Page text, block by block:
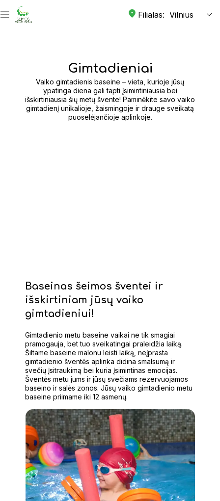
Filialas:
Gimtadieniai
Vaiko gimtadienis baseine – vieta, kurioje jūsų
ypatinga diena gali tapti įsimintiniausia bei
išskirtiniausia šių metų švente! Paminėkite savo vaiko
gimtadienį unikalioje, žaismingoje ir drauge sveikatą
puoselėjančioje aplinkoje.
Baseinas šeimos šventei ir
išskirtiniam jūsų vaiko
gimtadieniui!
Gimtadienio metu baseine vaikai ne tik smagiai
pramogauja, bet tuo sveikatingai praleidžia laiką.
Šiltame baseine malonu leisti laiką, neįprasta
gimtadienio šventės aplinka didina smalsumą ir
svečių įsitraukimą bei kuria įsimintinas emocijas.
Šventės metu jums ir jūsų svečiams rezervuojamos
baseino ir salės zonos. Jūsų vaiko gimtadienio metu
baseine priimame iki 12 asmenų.